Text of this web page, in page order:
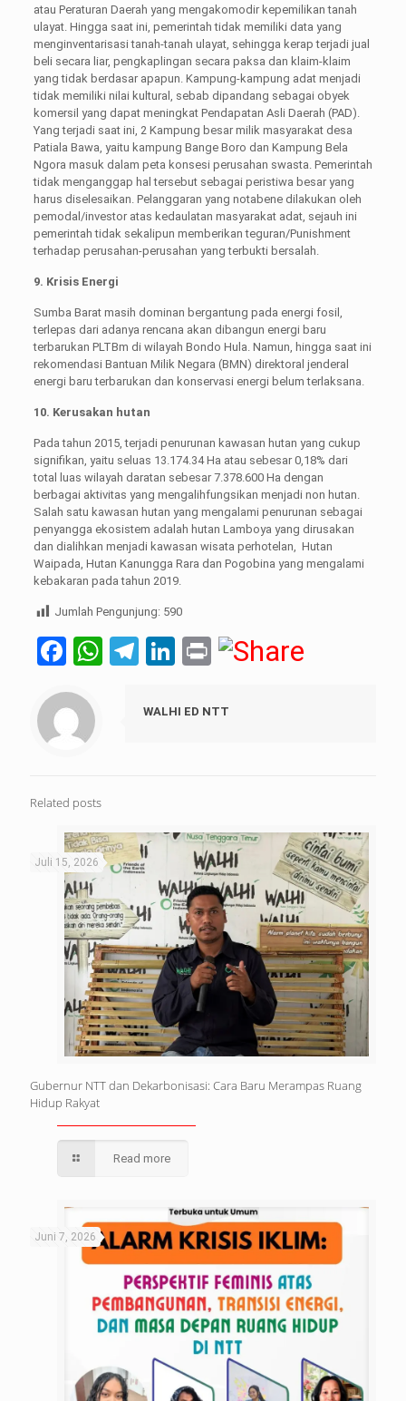
atau Peraturan Daerah yang mengakomodir kepemilikan tanah
ulayat. Hingga saat ini, pemerintah tidak memiliki data yang
menginventarisasi tanah-tanah ulayat, sehingga kerap terjadi jual
beli secara liar, pengkaplingan secara paksa dan klaim-klaim
yang tidak berdasar apapun. Kampung-kampung adat menjadi
tidak memiliki nilai kultural, sebab dipandang sebagai obyek
komersil yang dapat meningkat Pendapatan Asli Daerah (PAD).
Yang terjadi saat ini, 2 Kampung besar milik masyarakat desa
Patiala Bawa, yaitu kampung Bange Boro dan Kampung Bela
Ngora masuk dalam peta konsesi perusahan swasta. Pemerintah
tidak menganggap hal tersebut sebagai peristiwa besar yang
harus diselesaikan. Pelanggaran yang notabene dilakukan oleh
pemodal/investor atas kedaulatan masyarakat adat, sejauh ini
pemerintah tidak sekalipun memberikan teguran/Punishment
terhadap perusahan-perusahan yang terbukti bersalah.
9. Krisis Energi
Sumba Barat masih dominan bergantung pada energi fosil,
terlepas dari adanya rencana akan dibangun energi baru
terbarukan PLTBm di wilayah Bondo Hula. Namun, hingga saat ini
rekomendasi Bantuan Milik Negara (BMN) direktoral jenderal
energi baru terbarukan dan konservasi energi belum terlaksana.
10. Kerusakan hutan
Pada tahun 2015, terjadi penurunan kawasan hutan yang cukup
signifikan, yaitu seluas 13.174.34 Ha atau sebesar 0,18% dari
total luas wilayah daratan sebesar 7.378.600 Ha dengan
berbagai aktivitas yang mengalihfungsikan menjadi non hutan.
Salah satu kawasan hutan yang mengalami penurunan sebagai
penyangga ekosistem adalah hutan Lamboya yang dirusakan
dan dialihkan menjadi kawasan wisata perhotelan, Hutan
Waipada, Hutan Kanungga Rara dan Pogobina yang mengalami
kebakaran pada tahun 2019.
Jumlah Pengunjung: 590
Facebook
WhatsApp
Telegram
LinkedIn
Print
WALHI ED NTT
Related posts
Juli 15, 2026
Gubernur NTT dan Dekarbonisasi: Cara Baru Merampas Ruang
Hidup Rakyat
Read more
Juni 7, 2026